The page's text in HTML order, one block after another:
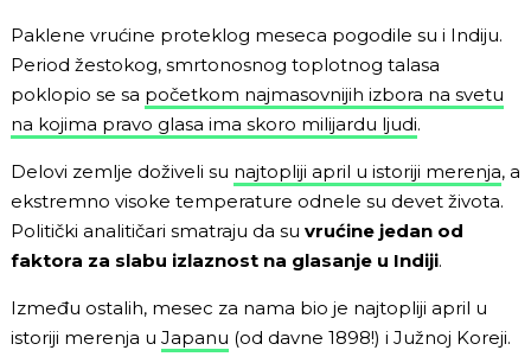
Paklene vrućine proteklog meseca pogodile su i Indiju.
Period žestokog, smrtonosnog toplotnog talasa
poklopio se sa početkom najmasovnijih izbora na svetu
na kojima pravo glasa ima skoro milijardu ljudi.
Delovi zemlje doživeli su najtopliji april u istoriji merenja, a
ekstremno visoke temperature odnele su devet života.
Politički analitičari smatraju da su vrućine jedan od
faktora za slabu izlaznost na glasanje u Indiji.
Između ostalih, mesec za nama bio je najtopliji april u
istoriji merenja u Japanu (od davne 1898!) i Južnoj Koreji.